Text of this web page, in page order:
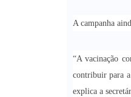
A campanha
“A vacinação
contribuir para
explica a